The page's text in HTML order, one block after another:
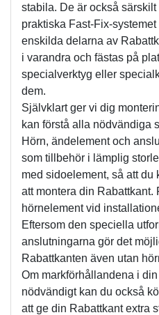
stabila. De är också
praktiska Fast-Fix-
enskilda delarna av
i varandra och fästas på
specialverktyg eller
dem.
Självklart ger vi dig
kan förstå alla nödvändiga
Hörn, ändelement och
som tillbehör i lämplig
med sidoelement, så att du
att montera din
hörnelement vid
Eftersom den speciella
anslutningarna gör det
Rabattkanten även utan
Om markförhållandena i
nödvändigt kan du också
att ge din Rabattkant extra